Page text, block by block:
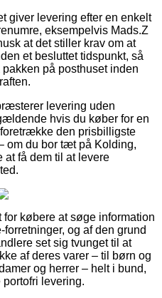
giver levering efter en enkelt
eksempelvis Mads.Z
at det stiller krav om at
et besluttet tidspunkt, så
på posthuset inden
levering uden
hvis du køber for en
den prisbilligste
om du bor tæt på Kolding,
få dem til at levere
købere at søge information
og af den grund
set sig tvunget til at
af deres varer – til børn og
og herrer – helt i bund,
levering.